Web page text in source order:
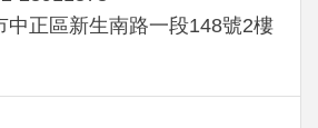
中正區新生南路一段148號2樓